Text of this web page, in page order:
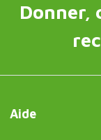
Donner,
Aide